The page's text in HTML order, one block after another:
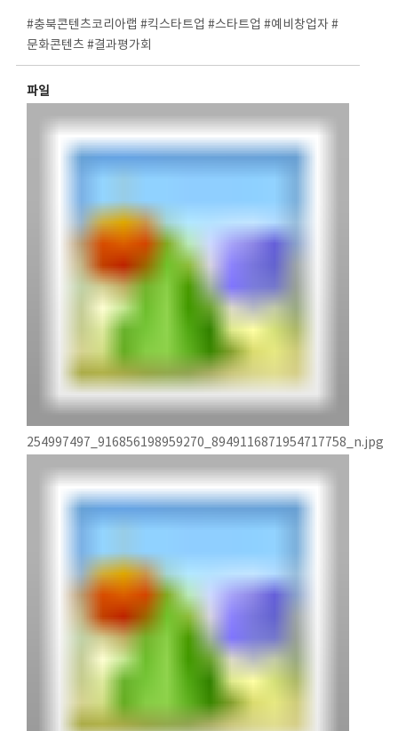
#충북콘텐츠코리아랩 #킥스타트업 #스타트업 #예비창업자 #
문화콘텐츠 #결과평가회
파일
254997497_916856198959270_8949116871954717758_n.jpg